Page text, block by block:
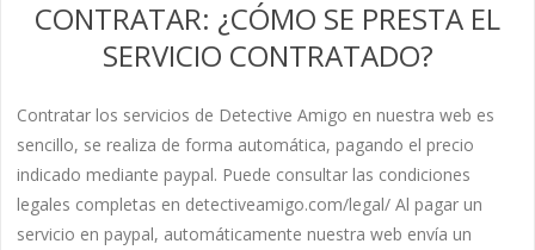
CONTRATAR: ¿CÓMO SE PRESTA EL
SERVICIO CONTRATADO?
Contratar los servicios de Detective Amigo en nuestra web es
sencillo, se realiza de forma automática, pagando el precio
indicado mediante paypal. Puede consultar las condiciones
legales completas en detectiveamigo.com/legal/ Al pagar un
servicio en paypal, automáticamente nuestra web envía un